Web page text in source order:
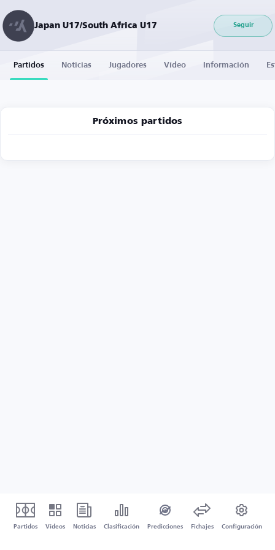
Japan U17/South Africa U17 Seguir
Partidos Noticias Jugadores Vídeo Información
Próximos partidos
Partidos Vídeos Noticias Clasificación Predicciones Fichajes Configuración